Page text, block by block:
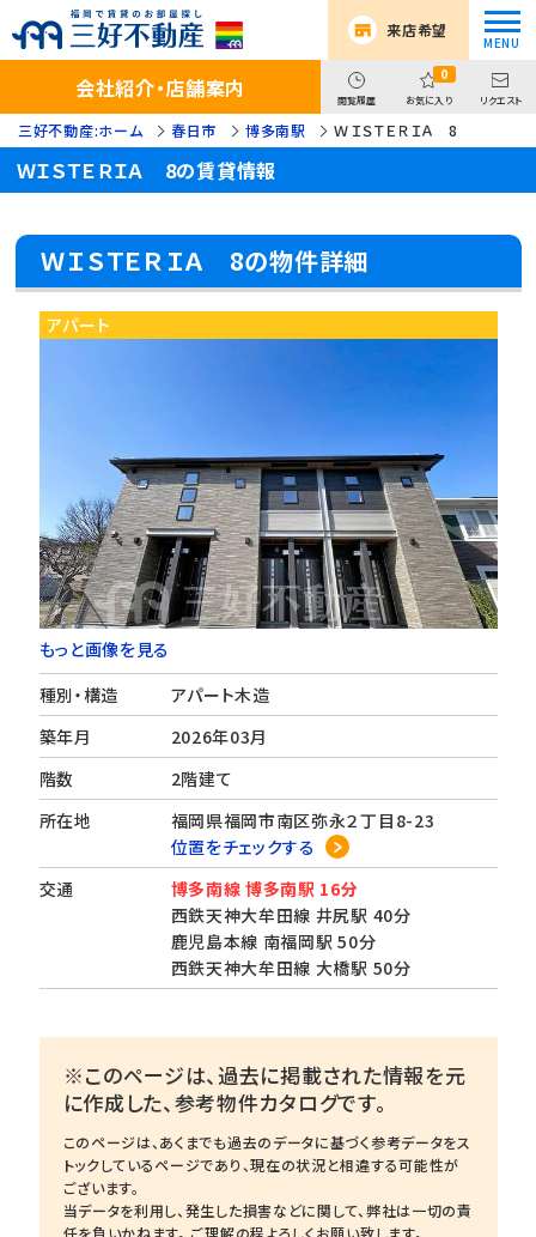
来店希望
会社紹介・店舗案内 閲覧履歴
0
お気に入り リクエスト
三好不動産:ホーム 春日市 博多南駅 ＷＩＳＴＥＲＩＡ 8
ＷＩＳＴＥＲＩＡ 8の賃貸情報
ＷＩＳＴＥＲＩＡ 8の物件詳細
アパート
もっと画像を見る
種別・構造
アパート木造
築年月
2026年03月
階数
2階建て
所在地
福岡県福岡市南区弥永２丁目8-23
位置をチェックする
交通
博多南線 博多南駅 16分
西鉄天神大牟田線 井尻駅 40分
鹿児島本線 南福岡駅 50分
西鉄天神大牟田線 大橋駅 50分
※このページは、過去に掲載された情報を元
に作成した、参考物件カタログです。
このページは、あくまでも過去のデータに基づく参考データをス
トックしているページであり、現在の状況と相違する可能性が
ございます。
当データを利用し、発生した損害などに関して、弊社は一切の責
任を負いかねます。 ご理解の程よろしくお願い致します。